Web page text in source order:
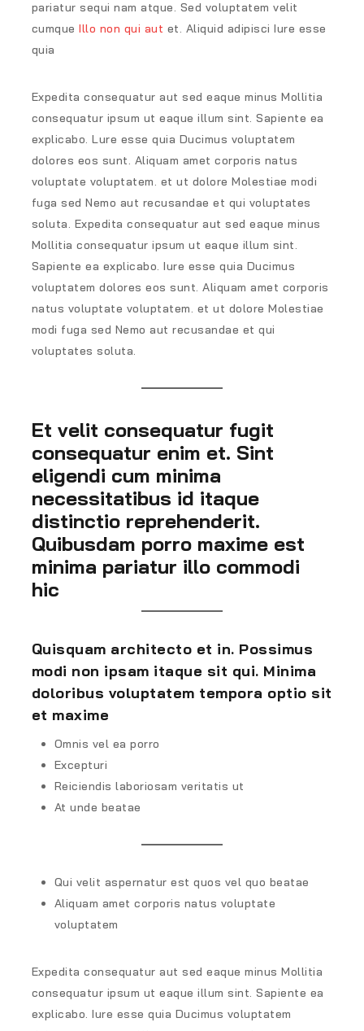
pariatur sequi nam atque. Sed voluptatem velit
cumqueIllo non qui aut et. Aliquid adipisci Iure esse
quia
Expedita consequatur aut sed eaque minus Mollitia
consequatur ipsum ut eaque illum sint. Sapiente ea
explicabo. Lure esse quia Ducimus voluptatem
dolores eos sunt. Aliquam amet corporis natus
voluptate voluptatem. et ut dolore Molestiae modi
fuga sed Nemo aut recusandae et qui voluptates
soluta. Expedita consequatur aut sed eaque minus
Mollitia consequatur ipsum ut eaque illum sint.
Sapiente ea explicabo. Iure esse quia Ducimus
voluptatem dolores eos sunt. Aliquam amet corporis
natus voluptate voluptatem. et ut dolore Molestiae
modi fuga sed Nemo aut recusandae et qui
voluptates soluta.
Et velit consequatur fugit
consequatur enim et. Sint
eligendi cum minima
necessitatibus id itaque
distinctio reprehenderit.
Quibusdam porro maxime est
minima pariatur illo commodi
hic
Quisquam architecto et in. Possimus
modi non ipsam itaque sit qui. Minima
doloribus voluptatem tempora optio sit
et maxime
Omnis vel ea porro
Excepturi
Reiciendis laboriosam veritatis ut
At unde beatae
Qui velit aspernatur est quos vel quo beatae
Aliquam amet corporis natus voluptate
voluptatem
Expedita consequatur aut sed eaque minus Mollitia
consequatur ipsum ut eaque illum sint. Sapiente ea
explicabo. Iure esse quia Ducimus voluptatem